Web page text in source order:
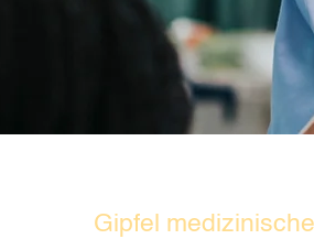
Gipfel